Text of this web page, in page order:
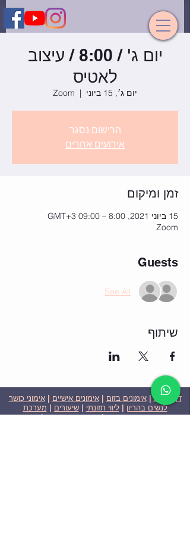
יום ג' / 8:00 / עיצוב
לאטיס
יום ג׳, 15 ביוני
  |
Zoom
הרישום נסגר
אירועים אחרים
זמן ומיקום
15 ביוני 2021, 8:00 – 09:00 GMT‎+3‎
Zoom
Guests
See All
שיתוף
דף הבית|אימונים בזום |אימונים אישיים |אימוני כושר
לנשים בהריון |ליווי תזונתי |שיעורים | מערכת
שבועית-אימונים בזום|תוכניות ומחירים|סרטוני